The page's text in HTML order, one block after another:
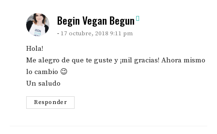
Begin Vegan Begun
17 octubre, 2018 9:11 pm
Hola!
Me alegro de que te guste y ¡mil gracias! Ahora mismo
lo cambio 😉
Un saludo
Responder